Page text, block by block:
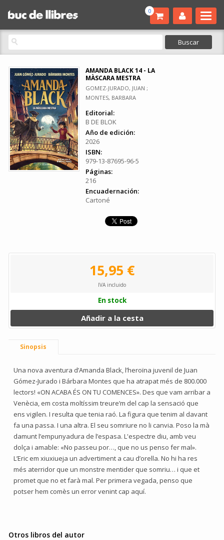
0
AMANDA BLACK 14 - LA
MÀSCARA MESTRA
GOMEZ-JURADO, JUAN ;
MONTES, BARBARA
Editorial:
B DE BLOK
Año de edición:
2026
ISBN:
979-13-87695-96-5
Páginas:
216
Encuadernación:
Cartoné
15,95 €
IVA incluido
En stock
Añadir a la cesta
Sinopsis
Una nova aventura d’Amanda Black, l’heroïna juvenil de Juan
Gómez-Jurado i Bárbara Montes que ha atrapat més de 800.000
lectors! «ON ACABA ÉS ON TU COMENCES». Des que vam arribar a
Venècia, em costa moltíssim treure’m del cap la sensació que
ens vigilen. I resulta que tenia raó. La figura que tenim al davant
fa una passa. I una altra. El seu somriure no li canvia. Poso la mà
damunt l’empunyadura de l’espasa. L'espectre diu, amb veu
dolça i amable: «No passeu por…, que no us penso fer mal».
L’Eric em xiuxiueja un advertiment a cau d’orella. No hi ha res
més aterridor que un monstre mentider que somriu… i que et
promet que no et farà mal. Per primera vegada, penso que
potser hem comès un error venint cap aquí.
Otros libros del autor